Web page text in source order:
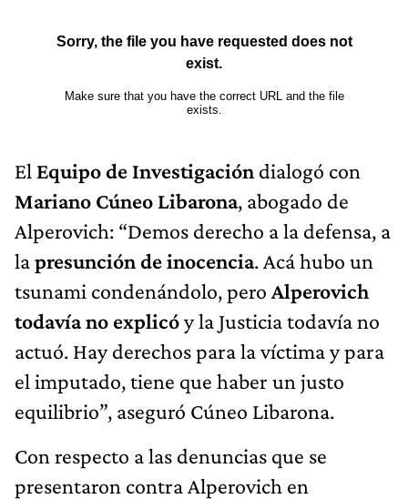
El Equipo de Investigación dialogó con
Mariano Cúneo Libarona, abogado de
Alperovich: “Demos derecho a la defensa, a
lapresunción de inocencia. Acá hubo un
tsunami condenándolo, pero Alperovich
todavía no explicóy la Justicia todavía no
actuó. Hay derechos para la víctima y para
el imputado, tiene que haber un justo
equilibrio”, aseguró Cúneo Libarona.
Con respecto a las denuncias que se
presentaron contra Alperovich en